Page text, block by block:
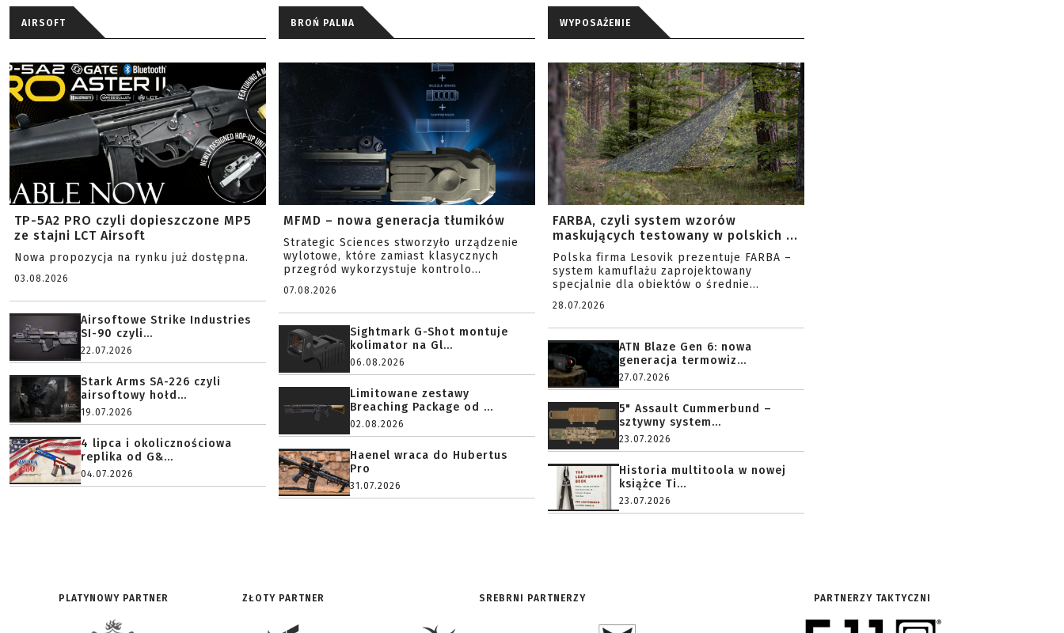
AIRSOFT
TP-5A2 PRO czyli dopieszczone MP5
ze stajni LCT Airsoft
Nowa propozycja na rynku już dostępna.
03.08.2026
Airsoftowe Strike Industries
SI-90 czyli...
22.07.2026
Stark Arms SA-226 czyli
airsoftowy hołd...
19.07.2026
4 lipca i okolicznościowa
replika od G&...
04.07.2026
BROŃ PALNA
MFMD – nowa generacja tłumików
Strategic Sciences stworzyło urządzenie
wylotowe, które zamiast klasycznych
przegród wykorzystuje kontrolo...
07.08.2026
Sightmark G-Shot montuje
kolimator na Gl...
06.08.2026
Limitowane zestawy
Breaching Package od ...
02.08.2026
Haenel wraca do Hubertus
Pro
31.07.2026
WYPOSAŻENIE
FARBA, czyli system wzorów
maskujących testowany w polskich ...
Polska firma Lesovik prezentuje FARBA –
system kamuflażu zaprojektowany
specjalnie dla obiektów o średnie...
28.07.2026
ATN Blaze Gen 6: nowa
generacja termowiz...
27.07.2026
5" Assault Cummerbund –
sztywny system...
23.07.2026
Historia multitoola w nowej
książce Ti...
23.07.2026
PLATYNOWY PARTNER ZŁOTY PARTNER SREBRNI PARTNERZY PARTNERZY TAKTYCZNI